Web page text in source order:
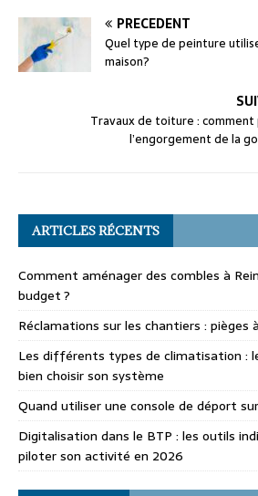
PRÉCÉDENT
Quel type de peinture
maison?
Travaux de toiture :
l’engorgement de la
ARTICLES RÉCENTS
Comment aménager des combles à
budget ?
Réclamations sur les chantiers : pièges
Les différents types de climatisation :
bien choisir son système
Quand utiliser une console de déport
Digitalisation dans le BTP : les outils
piloter son activité en 2026